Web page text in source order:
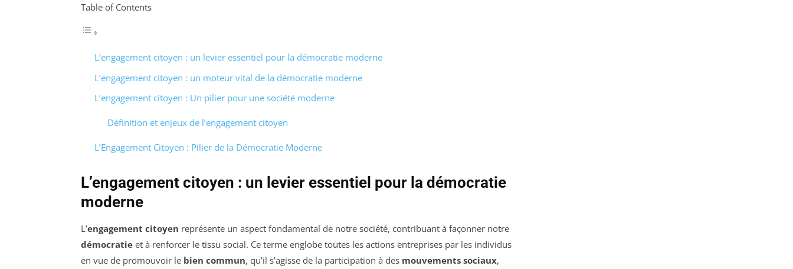
Table of Contents
L’engagement citoyen : un levier essentiel pour la démocratie moderne
L’engagement citoyen : un moteur vital de la démocratie moderne
L’engagement citoyen : Un pilier pour une société moderne
Définition et enjeux de l’engagement citoyen
L’Engagement Citoyen : Pilier de la Démocratie Moderne
L’engagement citoyen : un levier essentiel pour la démocratie
moderne
L’engagement citoyen représente un aspect fondamental de notre société, contribuant à façonner notre
démocratie et à renforcer le tissu social. Ce terme englobe toutes les actions entreprises par les individus
en vue de promouvoir le bien commun, qu’il s’agisse de la participation à des mouvements sociaux,